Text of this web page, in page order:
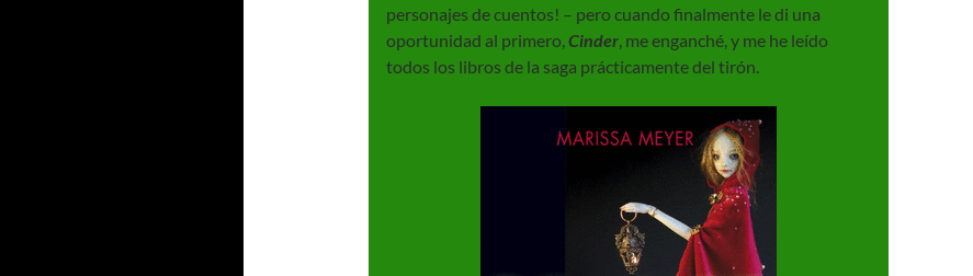
personajes de cuentos! – pero cuando finalmente le di una
oportunidad al primero,Cinder, me enganché, y me he leído
todos los libros de la saga prácticamente del tirón.